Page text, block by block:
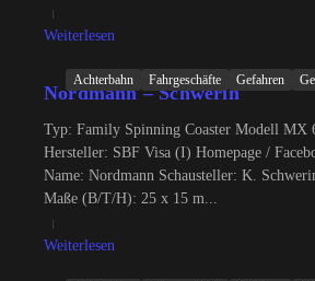
Weiterlesen
Achterbahn Fahrgeschäfte Gefahren
Nordmann – Schwerin
Typ: Family Spinning Coaster Modell MX
Hersteller: SBF Visa (I) Homepage /
Name: Nordmann Schausteller: K.
Maße (B/T/H): 25 x 15 m...
Weiterlesen